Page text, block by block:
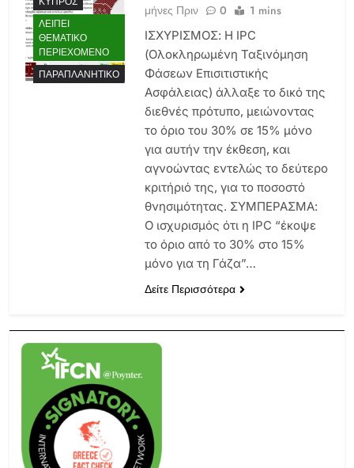
ΛΕΊΠΕΙ
ΘΕΜΑΤΙΚΌ
ΠΕΡΙΕΧΌΜΕΝΟ
ΠΑΡΑΠΛΑΝΗΤΙΚΌ
μήνες Πριν
0 1 mins
ΙΣΧΥΡΙΣΜΟΣ: Η IPC ​​
(Ολοκληρωμένη Ταξινόμηση
Φάσεων Επισιτιστικής
Ασφάλειας) άλλαξε το δικό της
διεθνές πρότυπο, μειώνοντας
το όριο του 30% σε 15% μόνο
για αυτήν την έκθεση, και
αγνοώντας εντελώς το δεύτερο
κριτήριό της, για το ποσοστό
θνησιμότητας. ΣΥΜΠΕΡΑΣΜΑ:
Ο ισχυρισμός ότι η IPC “έκοψε
το όριο από το 30% στο 15%
μόνο για τη Γάζα”…
Δείτε Περισσότερα